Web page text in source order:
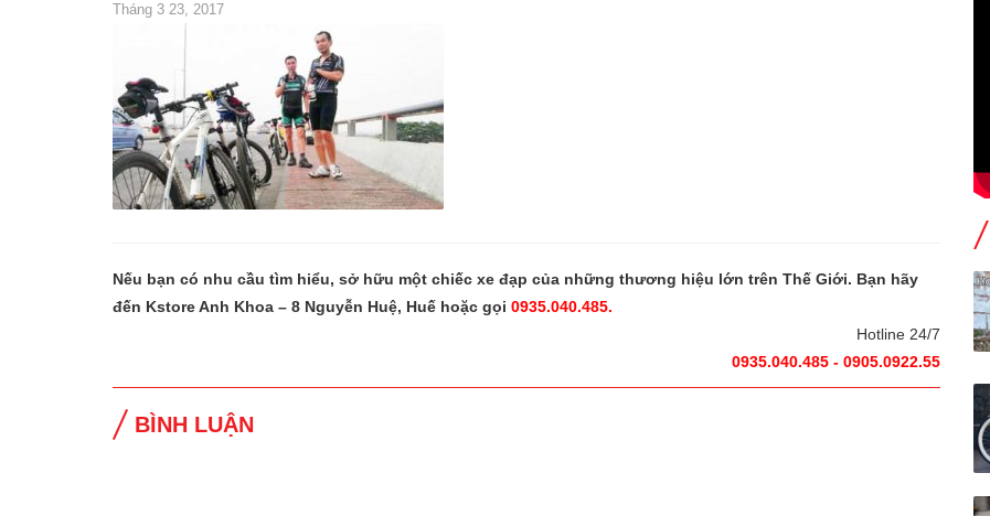
Tháng 3 23, 2017
Nếu bạn có nhu cầu tìm hiểu, sở hữu một chiếc xe đạp của những thương hiệu lớn trên Thế Giới. Bạn hãy
đến Kstore Anh Khoa – 8 Nguyễn Huệ, Huế hoặc gọi 0935.040.485.
Hotline 24/7
0935.040.485 - 0905.0922.55
BÌNH LUẬN